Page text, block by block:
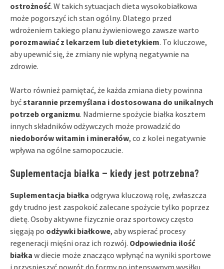
ostrożność. W takich sytuacjach dieta wysokobiałkowa
może pogorszyć ich stan ogólny. Dlatego przed
wdrożeniem takiego planu żywieniowego zawsze warto
porozmawiać z lekarzem lub dietetykiem. To kluczowe,
aby upewnić się, że zmiany nie wpłyną negatywnie na
zdrowie.
Warto również pamiętać, że każda zmiana diety powinna
byćstarannie przemyślana i dostosowana do unikalnych
potrzeb organizmu. Nadmierne spożycie białka kosztem
innych składników odżywczych może prowadzić do
niedoborów witamin i minerałów, co z kolei negatywnie
wpływa na ogólne samopoczucie.
Suplementacja białka – kiedy jest potrzebna?
Suplementacja białka odgrywa kluczową rolę, zwłaszcza
gdy trudno jest zaspokoić zalecane spożycie tylko poprzez
dietę. Osoby aktywne fizycznie oraz sportowcy często
sięgają po odżywki białkowe, aby wspierać procesy
regeneracji mięśni oraz ich rozwój. Odpowiednia ilość
białka w diecie może znacząco wpłynąć na wyniki sportowe